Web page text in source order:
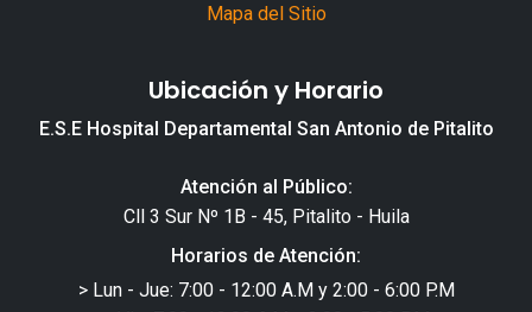
Mapa del Sitio
Ubicación y Horario
E.S.E Hospital Departamental San Antonio de Pitalito
Atención al Público:
Cll 3 Sur Nº 1B - 45, Pitalito - Huila
Horarios de Atención:
> Lun - Jue: 7:00 - 12:00 A.M y 2:00 - 6:00 P.M